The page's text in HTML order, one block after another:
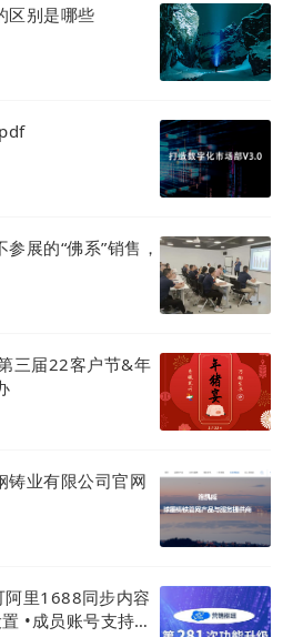
，页面本身的 Referrer
origin-when-cross-origin，
链的引流效果，我们对文章详
全可控的页面里，调整这些链
的关键字内链跳转过来
路URL，如下图所示：
区别是哪些
展的“佛系”销售，
三届22客户节&年
铸业有限公司官网
里1688同步内容
•成员账号支持海